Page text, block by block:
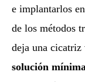
e implantarlos
de los métodos
deja una
solución